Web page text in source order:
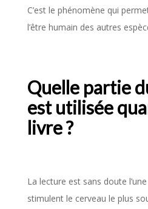
C’est le phénomène qui
l’être humain des autres
Quelle partie
est utilisée
livre ?
La lecture est sans doute
stimulent le cerveau le plus